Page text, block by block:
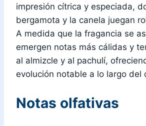
impresión cítrica y especiada,
bergamota y la canela juegan
A medida que la fragancia se
emergen notas más cálidas y
al almizcle y al pachulí,
evolución notable a lo largo del
Notas olfativas